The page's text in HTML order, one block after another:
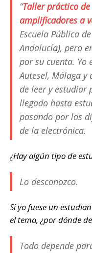
“Taller práctico
amplificadores a
Escuela Pública
Andalucía), pero
por su cuenta. Yo
Autesel, Málaga y
de leer y estudiar
llegado hasta
pasando por las
de la electrónica.
¿Hay algún tipo de
Lo desconozco.
Si yo fuese un
el tema, ¿por dónde
Todo depende